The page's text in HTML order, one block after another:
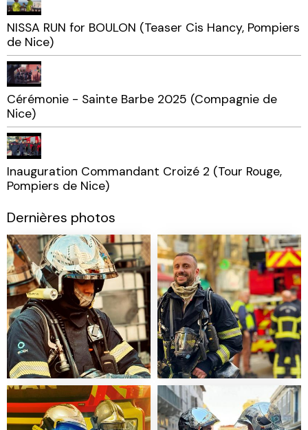
NISSA RUN for BOULON (Teaser Cis Hancy, Pompiers
de Nice)
Cérémonie - Sainte Barbe 2025 (Compagnie de
Nice)
Inauguration Commandant Croizé 2 (Tour Rouge,
Pompiers de Nice)
Dernières photos